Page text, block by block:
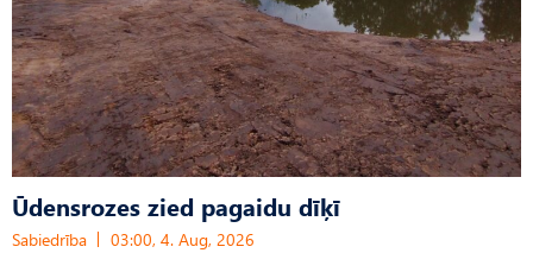
Ūdensrozes zied pagaidu dīķī
Sabiedrība 03:00, 4. Aug, 2026